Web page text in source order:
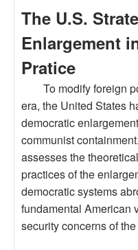
The U.S.
Enlargement
Pratice
To modify foreign
era, the United States
democratic
communist
assesses the
practices of the
democratic systems
fundamental American
security concerns of